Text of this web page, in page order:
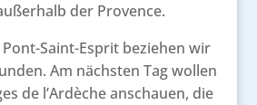
der Provence.
Saint-Esprit beziehen wir
Am nächsten Tag wollen
de l’Ardèche anschauen, die